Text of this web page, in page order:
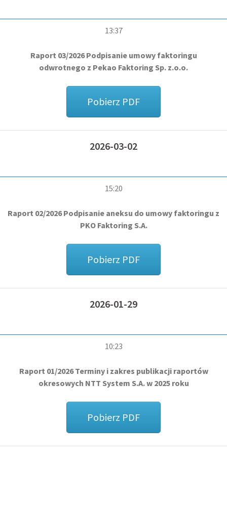
13:37
Raport 03/2026 Podpisanie umowy faktoringu
odwrotnego z Pekao Faktoring Sp. z.o.o.
Pobierz PDF
2026-03-02
15:20
Raport 02/2026 Podpisanie aneksu do umowy faktoringu z
PKO Faktoring S.A.
Pobierz PDF
2026-01-29
10:23
Raport 01/2026 Terminy i zakres publikacji raportów
okresowych NTT System S.A. w 2025 roku
Pobierz PDF